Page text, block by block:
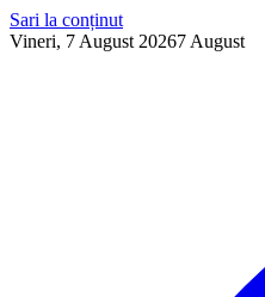
Sari la conținut
Vineri, 7 August 20267 August